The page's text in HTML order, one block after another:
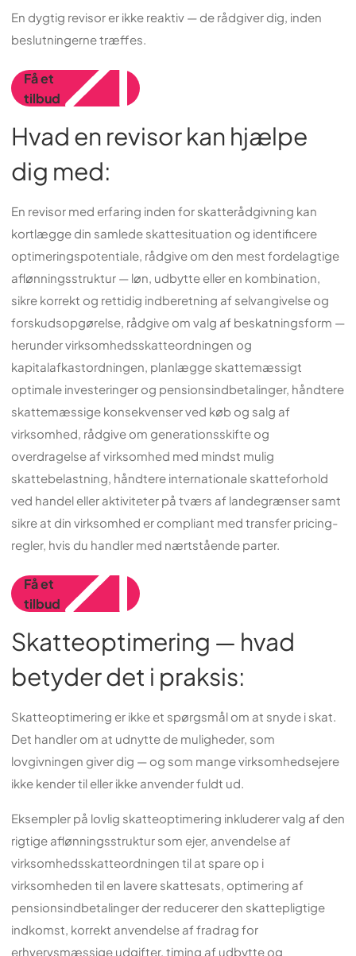
En dygtig revisor er ikke reaktiv — de rådgiver dig, inden
beslutningerne træffes.
Få et
tilbud
Hvad en revisor kan hjælpe
dig med:
En revisor med erfaring inden for skatterådgivning kan
kortlægge din samlede skattesituation og identificere
optimeringspotentiale, rådgive om den mest fordelagtige
aflønningsstruktur — løn, udbytte eller en kombination,
sikre korrekt og rettidig indberetning af selvangivelse og
forskudsopgørelse, rådgive om valg af beskatningsform —
herunder virksomhedsskatteordningen og
kapitalafkastordningen, planlægge skattemæssigt
optimale investeringer og pensionsindbetalinger, håndtere
skattemæssige konsekvenser ved køb og salg af
virksomhed, rådgive om generationsskifte og
overdragelse af virksomhed med mindst mulig
skattebelastning, håndtere internationale skatteforhold
ved handel eller aktiviteter på tværs af landegrænser samt
sikre at din virksomhed er compliant med transfer pricing-
regler, hvis du handler med nærtstående parter.
Få et
tilbud
Skatteoptimering — hvad
betyder det i praksis:
Skatteoptimering er ikke et spørgsmål om at snyde i skat.
Det handler om at udnytte de muligheder, som
lovgivningen giver dig — og som mange virksomhedsejere
ikke kender til eller ikke anvender fuldt ud.
Eksempler på lovlig skatteoptimering inkluderer valg af den
rigtige aflønningsstruktur som ejer, anvendelse af
virksomhedsskatteordningen til at spare op i
virksomheden til en lavere skattesats, optimering af
pensionsindbetalinger der reducerer den skattepligtige
indkomst, korrekt anvendelse af fradrag for
erhvervsmæssige udgifter, timing af udbytte og